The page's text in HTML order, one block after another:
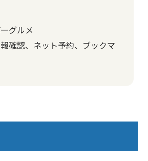
グルメ
確認、ネット予約、ブックマ